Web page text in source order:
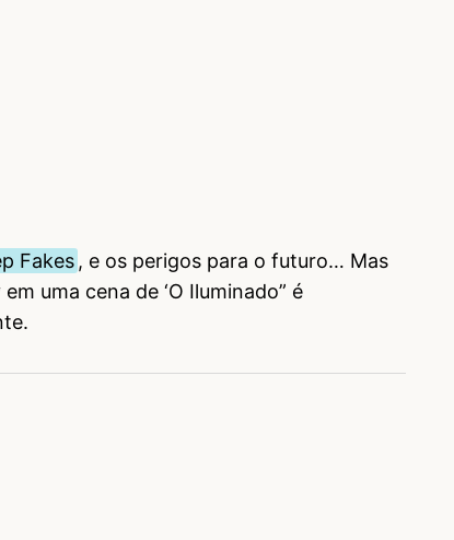
Fakes, e os perigos para o futuro… Mas
uma cena de ‘O Iluminado” é